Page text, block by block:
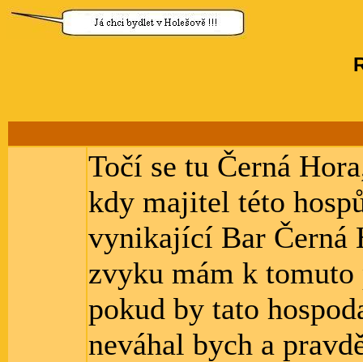
Točí se tu Černá
kdy majitel této
vynikající Bar Černá
zvyku mám k
pokud by tato
neváhal bych a